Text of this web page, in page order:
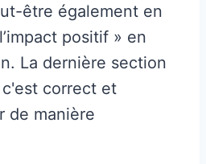
être également en
positif » en
La dernière section
correct et
de manière